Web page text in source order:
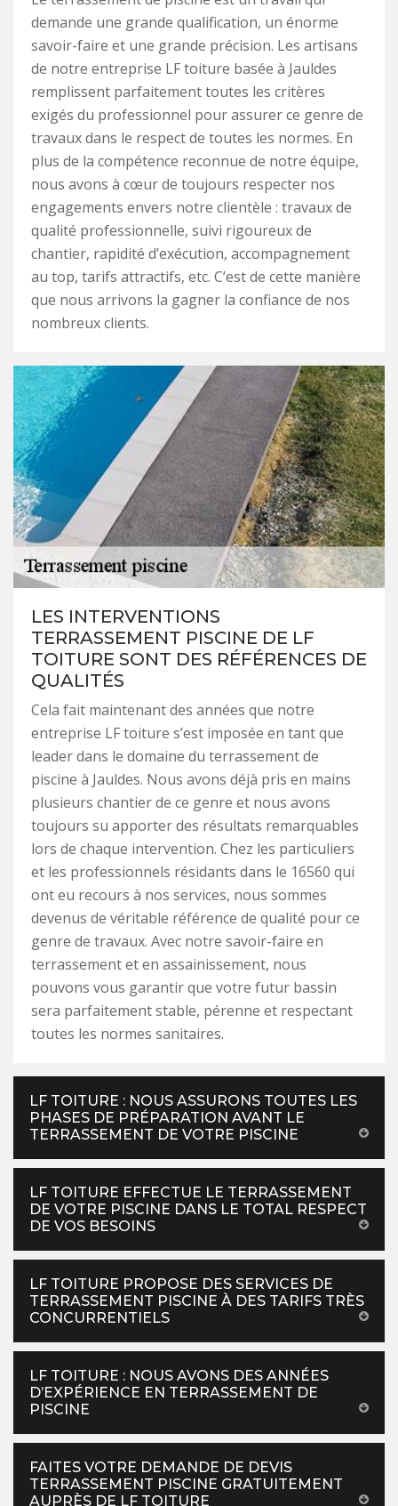
demande une grande qualification, un énorme
savoir-faire et une grande précision. Les artisans
de notre entreprise LF toiture basée à Jauldes
remplissent parfaitement toutes les critères
exigés du professionnel pour assurer ce genre de
travaux dans le respect de toutes les normes. En
plus de la compétence reconnue de notre équipe,
nous avons à cœur de toujours respecter nos
engagements envers notre clientèle : travaux de
qualité professionnelle, suivi rigoureux de
chantier, rapidité d’exécution, accompagnement
au top, tarifs attractifs, etc. C’est de cette manière
que nous arrivons la gagner la confiance de nos
nombreux clients.
LES INTERVENTIONS
TERRASSEMENT PISCINE DE LF
TOITURE SONT DES RÉFÉRENCES DE
QUALITÉS
Cela fait maintenant des années que notre
entreprise LF toiture s’est imposée en tant que
leader dans le domaine du terrassement de
piscine à Jauldes. Nous avons déjà pris en mains
plusieurs chantier de ce genre et nous avons
toujours su apporter des résultats remarquables
lors de chaque intervention. Chez les particuliers
et les professionnels résidants dans le 16560 qui
ont eu recours à nos services, nous sommes
devenus de véritable référence de qualité pour ce
genre de travaux. Avec notre savoir-faire en
terrassement et en assainissement, nous
pouvons vous garantir que votre futur bassin
sera parfaitement stable, pérenne et respectant
toutes les normes sanitaires.
LF TOITURE : NOUS ASSURONS TOUTES LES
PHASES DE PRÉPARATION AVANT LE
TERRASSEMENT DE VOTRE PISCINE
LF TOITURE EFFECTUE LE TERRASSEMENT
DE VOTRE PISCINE DANS LE TOTAL RESPECT
DE VOS BESOINS
LF TOITURE PROPOSE DES SERVICES DE
TERRASSEMENT PISCINE À DES TARIFS TRÈS
CONCURRENTIELS
LF TOITURE : NOUS AVONS DES ANNÉES
D’EXPÉRIENCE EN TERRASSEMENT DE
PISCINE
FAITES VOTRE DEMANDE DE DEVIS
TERRASSEMENT PISCINE GRATUITEMENT
AUPRÈS DE LF TOITURE